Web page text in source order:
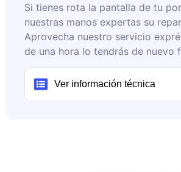
Si tienes rota la pantalla de tu
nuestras manos expertas su
Aprovecha nuestro servicio
de una hora lo tendrás de nuevo
Ver información técnica